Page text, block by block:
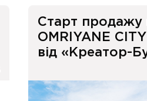
Старт продажу
OMRIYANE
від «Креатор-